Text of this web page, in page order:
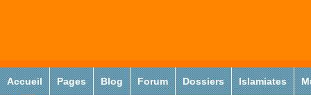
Accueil Pages Blog Forum Dossiers Islamiates